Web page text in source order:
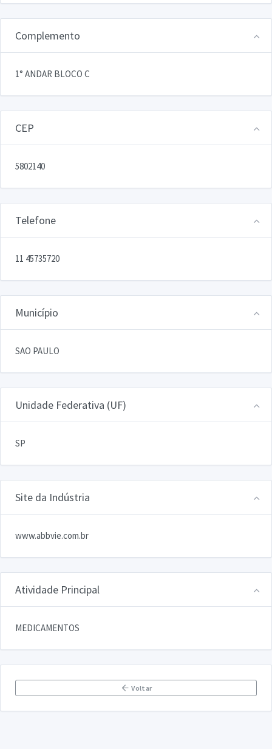
Complemento
1° ANDAR BLOCO C
CEP
5802140
Telefone
11 45735720
Município
SAO PAULO
Unidade Federativa (UF)
SP
Site da Indústria
www.abbvie.com.br
Atividade Principal
MEDICAMENTOS
Voltar